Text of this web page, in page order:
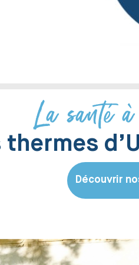
La santé
thermes
Découvrir